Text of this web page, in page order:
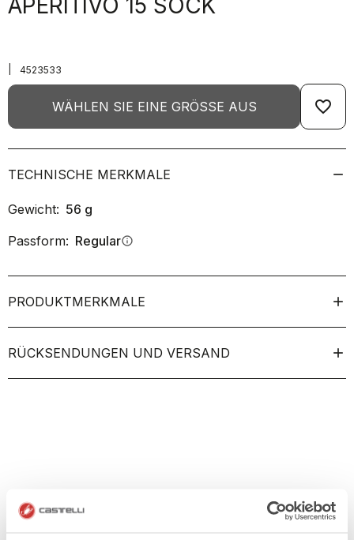
APERITIVO 15 SOCK
4523533
WÄHLEN SIE EINE GRÖSSE AUS favorite_border
TECHNISCHE MERKMALE
Gewicht: 56 g
Passform: Regularinfo
PRODUKTMERKMALE
RÜCKSENDUNGEN UND VERSAND